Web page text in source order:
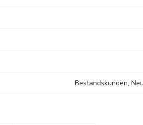
Bestandskunden,